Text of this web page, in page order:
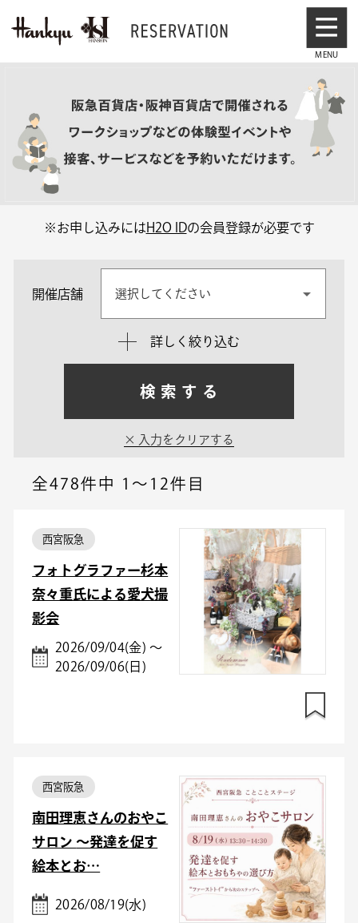
※お申し込みにはH2O IDの会員登録が必要です
開催店舗 選択してください
詳しく絞り込む
検索する
入力をクリアする
全478件中 1～12件目
西宮阪急
フォトグラファー杉本
奈々重氏による愛犬撮
影会
2026/09/04(金) ～
2026/09/06(日)
西宮阪急
南田理恵さんのおやこ
サロン ～発達を促す
絵本とお…
2026/08/19(水)